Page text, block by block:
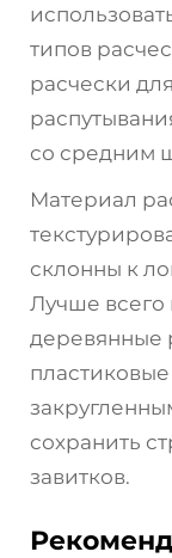
типов
расчески
со средним
Материал
склонны к
Лучше
деревянные
сохранить
завитков.